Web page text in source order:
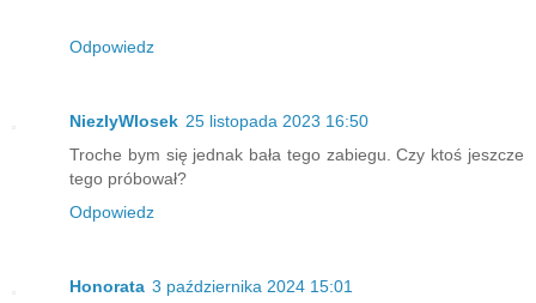
Odpowiedz
NiezlyWlosek 25 listopada 2023 16:50
Troche bym się jednak bała tego zabiegu. Czy ktoś jeszcze
tego próbował?
Odpowiedz
Honorata 3 października 2024 15:01